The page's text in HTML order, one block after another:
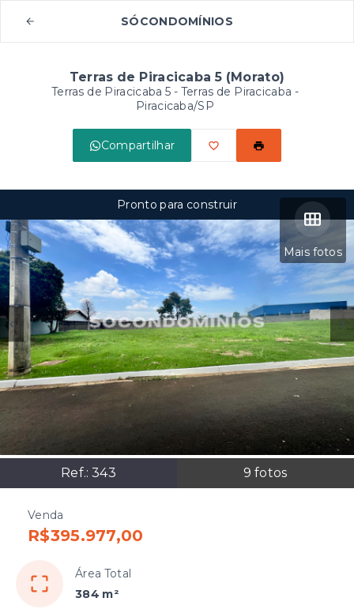
SÓCONDOMÍNIOS
Terras de Piracicaba 5 (Morato)
Terras de Piracicaba 5 - Terras de Piracicaba -
Piracicaba/SP
Compartilhar
Mais fotos
Ref.:343 9 fotos
Pronto para construir
Venda
R$395.977,00
Área Total
384 m²